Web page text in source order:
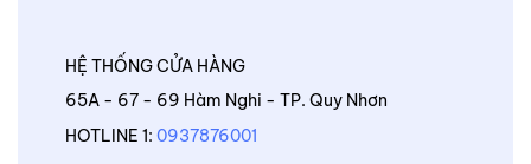
HỆ THỐNG CỬA HÀNG
65A - 67 - 69 Hàm Nghi - TP. Quy Nhơn
HOTLINE 1: 0937876001